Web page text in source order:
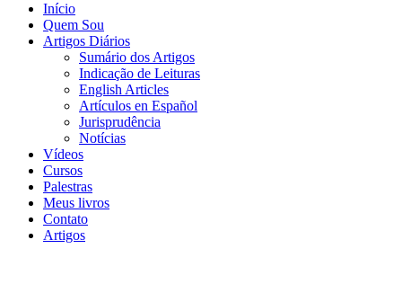
Início
Quem Sou
Artigos Diários
Sumário dos Artigos
Indicação de Leituras
English Articles
Artículos en Español
Jurisprudência
Notícias
Vídeos
Cursos
Palestras
Meus livros
Contato
Artigos